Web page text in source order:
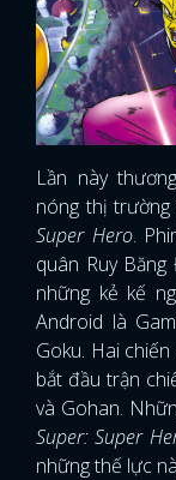
Lần này
nóng thị trường
Super Hero.
quân Ruy
những kẻ kế
Android là
Goku. Hai
bắt đầu trận
và Gohan.
Super: Super
những thế lực